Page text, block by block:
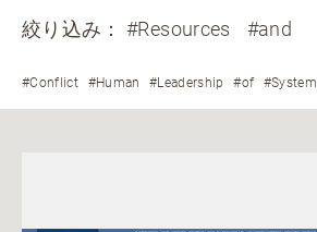
絞り込み：#Resources #and
#Conflict #Human #Leadership #of #System